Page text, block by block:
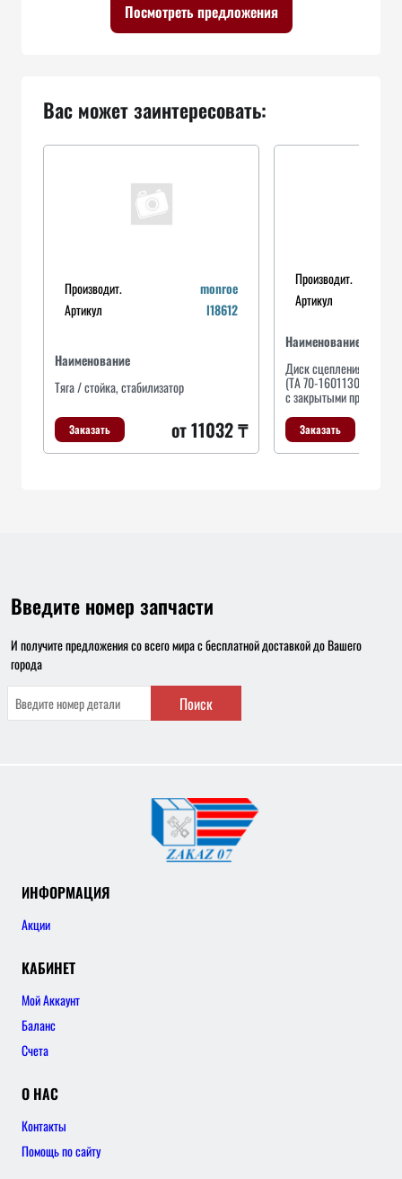
Посмотреть предложения
Вас может заинтересовать:
Производит.
monroe
Артикул
l18612
Наименование
Тяга / стойка, стабилизатор
Заказать от 11032 ₸
Производит.
Артикул
Наименование
Диск сцепления
(ТА 70-1601130) (МТЗ-
с закрытыми пруж.
Заказать
Введите номер запчасти
И получите предложения со всего мира с бесплатной доставкой до Вашего
города
Поиск
ИНФОРМАЦИЯ
Акции
КАБИНЕТ
Мой Аккаунт
Баланс
Счета
О НАС
Контакты
Помощь по сайту